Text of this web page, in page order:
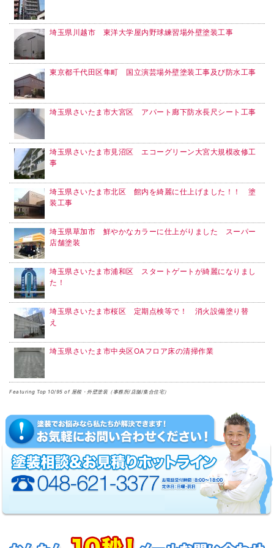
埼玉県川越市 東洋大学屋内野球練習場外壁塗装工事
東京都千代田区隼町 国立演芸場外壁塗装工事及び防水工事
埼玉県さいたま市大宮区 アパート廊下防水長尺シート工事
埼玉県さいたま市見沼区 エコーグリーン大宮大規模改修工
事
埼玉県さいたま市北区 館内を綺麗に仕上げました！！ 塗
装工事
埼玉県草加市 鮮やかなカラーに仕上がりました スーパー
店舗塗装
埼玉県さいたま市浦和区 スタートゲートが綺麗になりまし
た！
埼玉県さいたま市桜区 定期点検等で！ 消火設備塗り替
え
埼玉県さいたま市中央区OAフロア床の清掃作業
Featuring Top 10/95 of 屋根・外壁塗装（事務所/店舗/集合住宅）